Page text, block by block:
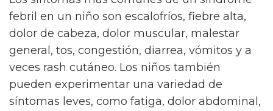
febril en un niño son escalofríos, fiebre alta,
dolor de cabeza, dolor muscular, malestar
general, tos, congestión, diarrea, vómitos y a
veces rash cutáneo. Los niños también
pueden experimentar una variedad de
síntomas leves, como fatiga, dolor abdominal,